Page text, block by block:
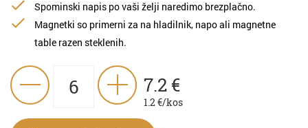
Spominski napis po vaši želji naredimo brezplačno.
Magnetki so primerni za na hladilnik, napo ali magnetne
table razen steklenih.
7.2 €
1.2 €/kos